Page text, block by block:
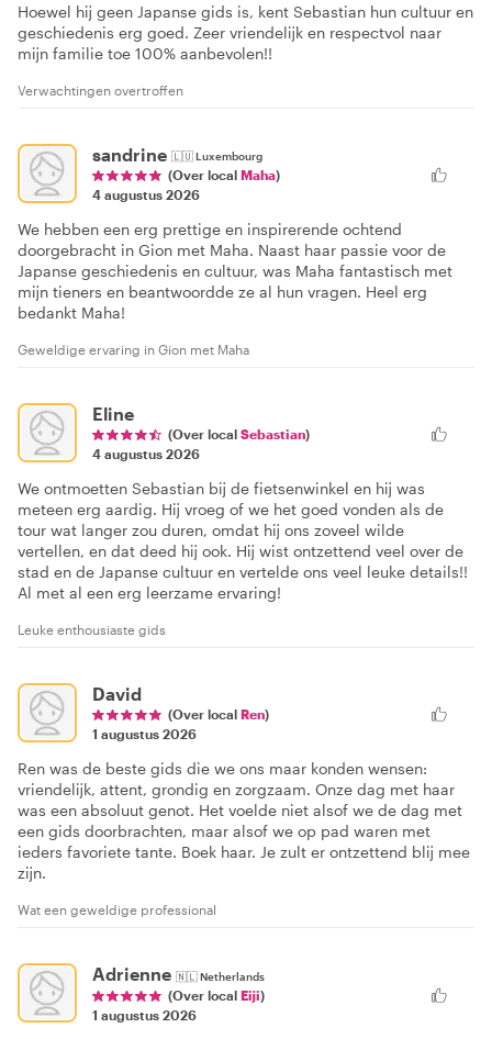
Hoewel hij geen Japanse gids is, kent Sebastian hun cultuur en
geschiedenis erg goed. Zeer vriendelijk en respectvol naar
mijn familie toe 100% aanbevolen!!
Verwachtingen overtroffen
sandrine 🇱🇺Luxembourg
(Over local Maha)
4 augustus 2026
We hebben een erg prettige en inspirerende ochtend
doorgebracht in Gion met Maha. Naast haar passie voor de
Japanse geschiedenis en cultuur, was Maha fantastisch met
mijn tieners en beantwoordde ze al hun vragen. Heel erg
bedankt Maha!
Geweldige ervaring in Gion met Maha
Eline
(Over local Sebastian)
4 augustus 2026
We ontmoetten Sebastian bij de fietsenwinkel en hij was
meteen erg aardig. Hij vroeg of we het goed vonden als de
tour wat langer zou duren, omdat hij ons zoveel wilde
vertellen, en dat deed hij ook. Hij wist ontzettend veel over de
stad en de Japanse cultuur en vertelde ons veel leuke details!!
Al met al een erg leerzame ervaring!
Leuke enthousiaste gids
David
(Over local Ren)
1 augustus 2026
Ren was de beste gids die we ons maar konden wensen:
vriendelijk, attent, grondig en zorgzaam. Onze dag met haar
was een absoluut genot. Het voelde niet alsof we de dag met
een gids doorbrachten, maar alsof we op pad waren met
ieders favoriete tante. Boek haar. Je zult er ontzettend blij mee
zijn.
Wat een geweldige professional
Adrienne 🇳🇱Netherlands
(Over local Eiji)
1 augustus 2026